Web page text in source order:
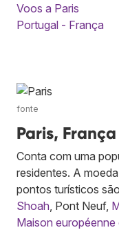
Voos a Paris
Portugal - França
fonte
Paris, França
Conta com uma
residentes. A
pontos turísticos são
Shoah , Pont Neuf,
Maison